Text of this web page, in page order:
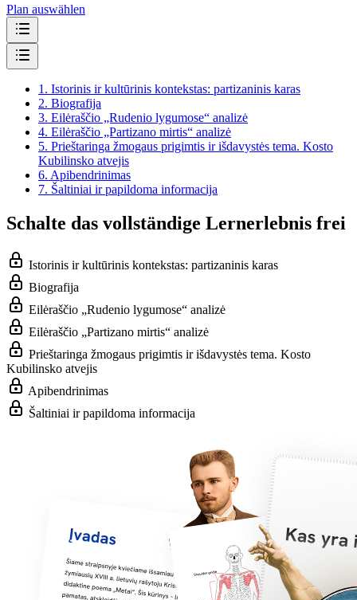
Plan auswählen
1. Istorinis ir kultūrinis kontekstas: partizaninis karas
2. Biografija
3. Eilėraščio „Rudenio lygumose“ analizė
4. Eilėraščio „Partizano mirtis“ analizė
5. Prieštaringa žmogaus prigimtis ir išdavystės tema. Kosto
Kubilinsko atvejis
6. Apibendrinimas
7. Šaltiniai ir papildoma informacija
Schalte das vollständige Lernerlebnis frei
Istorinis ir kultūrinis kontekstas: partizaninis karas
Biografija
Eilėraščio „Rudenio lygumose“ analizė
Eilėraščio „Partizano mirtis“ analizė
Prieštaringa žmogaus prigimtis ir išdavystės tema. Kosto
Kubilinsko atvejis
Apibendrinimas
Šaltiniai ir papildoma informacija